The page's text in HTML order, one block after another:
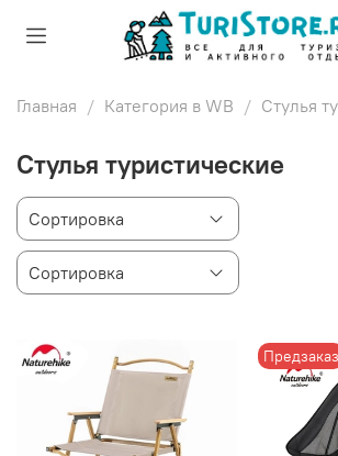
Главная Категория в WB Стулья
Стулья туристические
Предзаказ